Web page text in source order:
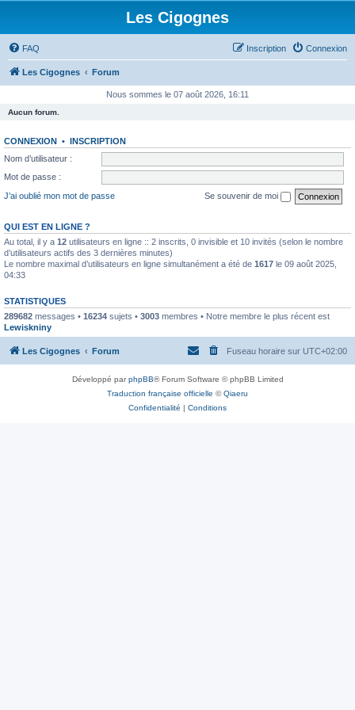
Les Cigognes
FAQ Connexion
Inscription
Les Cigognes Forum
Nous sommes le 07 août 2026, 16:11
Aucun forum.
CONNEXION • INSCRIPTION
Nom d’utilisateur :
Mot de passe :
J’ai oublié mon mot de passe
Se souvenir de moi
QUI EST EN LIGNE ?
Au total, il y a 12 utilisateurs en ligne :: 2 inscrits, 0 invisible et 10 invités (selon le nombre
d’utilisateurs actifs des 3 dernières minutes)
Le nombre maximal d’utilisateurs en ligne simultanément a été de 1617 le 09 août 2025,
04:33
STATISTIQUES
289682 messages • 16234 sujets • 3003 membres • Notre membre le plus récent est
Lewiskniny
Les Cigognes Forum Fuseau horaire sur UTC+02:00
Développé parphpBB® Forum Software © phpBB Limited
Traduction française officielle ©Qiaeru
Confidentialité | Conditions